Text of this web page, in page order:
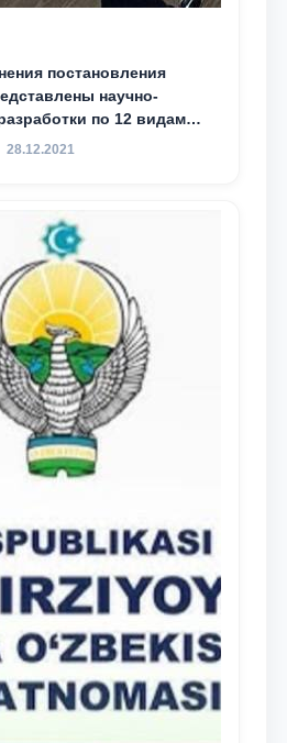
постановления
научно-
по 12 видам
28.12.2021